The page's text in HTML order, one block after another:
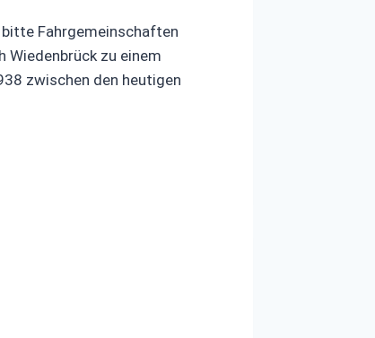
Fahrgemeinschaften
zu einem
zwischen den heutigen